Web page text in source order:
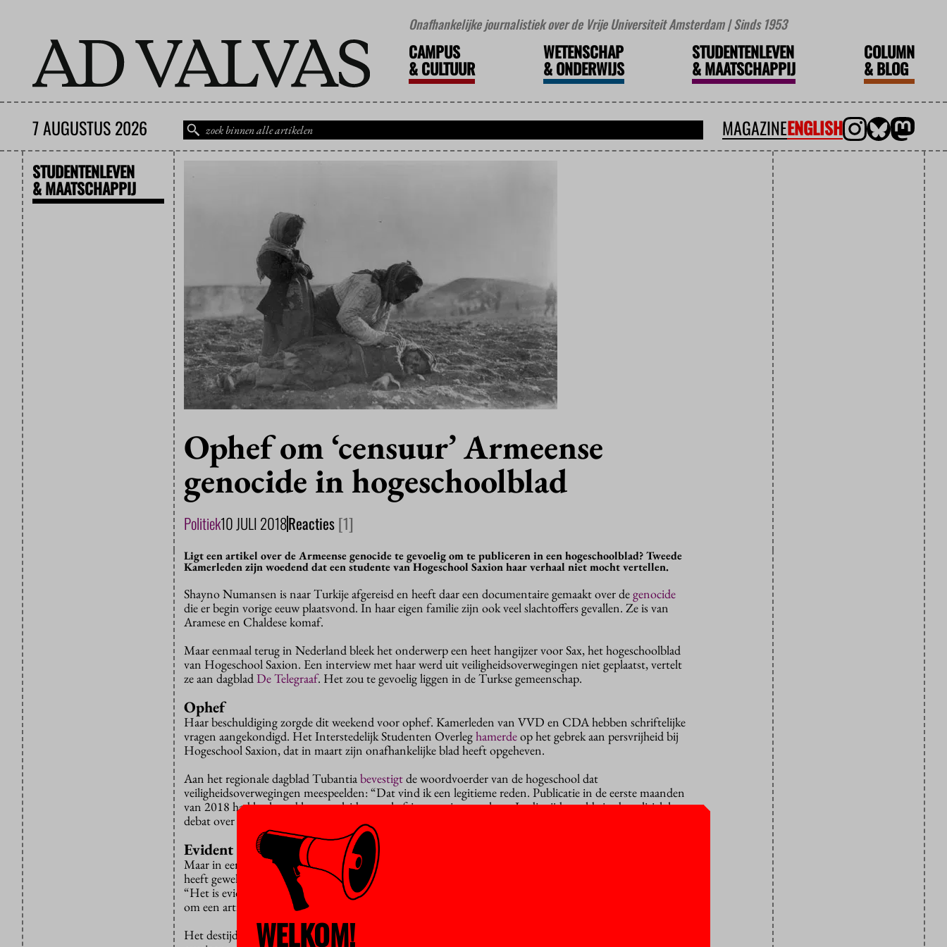
Onafhankelijke journalistiek over de Vrije Universiteit Amsterdam | Sinds 1953
CAMPUS
&CULTUUR
WETENSCHAP
&ONDERWIJS
STUDENTENLEVEN
&MAATSCHAPPIJ
COLUMN
&BLOG
7 AUGUSTUS 2026 MAGAZINEENGLISH
STUDENTENLEVEN
& MAATSCHAPPIJ
Ophef om ‘censuur’ Armeense
genocide in hogeschoolblad
Politiek10 JULI 2018Reacties[1]
Ligt een artikel over de Armeense genocide te gevoelig om te publiceren in een hogeschoolblad? Tweede
Kamerleden zijn woedend dat een studente van Hogeschool Saxion haar verhaal niet mocht vertellen.
Shayno Numansen is naar Turkije afgereisd en heeft daar een documentaire gemaakt over degenocide
die er begin vorige eeuw plaatsvond. In haar eigen familie zijn ook veel slachtoffers gevallen. Ze is van
Aramese en Chaldese komaf.
Maar eenmaal terug in Nederland bleek het onderwerp een heet hangijzer voor Sax, het hogeschoolblad
van Hogeschool Saxion. Een interview met haar werd uit veiligheidsoverwegingen niet geplaatst, vertelt
ze aan dagbladDe Telegraaf. Het zou te gevoelig liggen in de Turkse gemeenschap.
Ophef
Haar beschuldiging zorgde dit weekend voor ophef. Kamerleden van VVD en CDA hebben schriftelijke
vragen aangekondigd. Het Interstedelijk Studenten Overleghamerdeop het gebrek aan persvrijheid bij
Hogeschool Saxion, dat in maart zijn onafhankelijke blad heeft opgeheven.
Aan het regionale dagblad Tubantiabevestigtde woordvoerder van de hogeschool dat
veiligheidsoverwegingen meespeelden: “Dat vind ik een legitieme reden. Publicatie in de eerste maanden
van 2018 had heel goed kunnen leiden tot heftige reacties naar haar. In die tijd speelde in de politiek het
debat over de genocide en het was ook verkiezingstijd voor de gemeenteraad.”
Evident
Maar in een schriftelijkeverklaringbetreurt het bestuur van de hogeschool de ‘indruk’ die het nieuws
heeft gewekt. De vrijheid van meningsuiting mag nooit ter discussie staan, stellen de bestuursleden.
“Het is evident dat de veiligheid van onze studenten van groot belang is. Het mag echter geen reden zijn
om een artikel niet te publiceren: dat is namelijk een keuze van de student zelf, in dit geval Shayno.”
Het destijds tegengehouden artikel staat nu bij De Stentor
WELKOM!